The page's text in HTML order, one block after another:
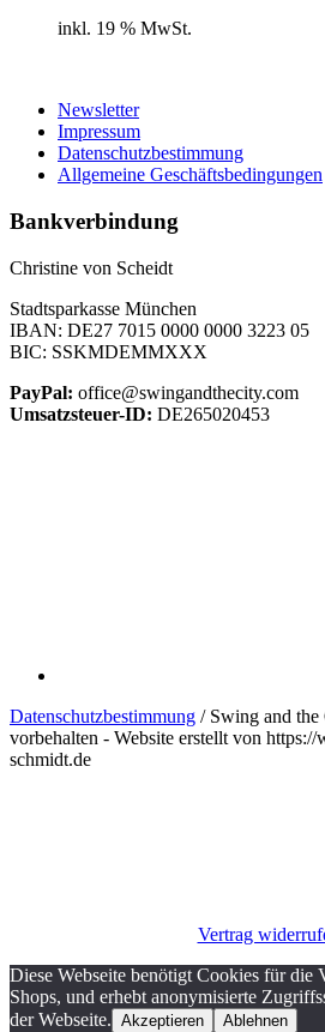
inkl. 19 % MwSt.
Newsletter
Impressum
Datenschutzbestimmung
Allgemeine Geschäftsbedingungen
Bankverbindung
Christine von Scheidt
Stadtsparkasse München
IBAN: DE27 7015 0000 0000 3223 05
BIC: SSKMDEMMXXX
PayPal: office@swingandthecity.com
Umsatzsteuer-ID: DE265020453
Datenschutzbestimmung / Swing and
vorbehalten - Website erstellt von
schmidt.de
Vertrag
Diese Webseite benötigt Cookies für die
Shops, und erhebt anonymisierte
der Webseite. Akzeptieren Ablehnen